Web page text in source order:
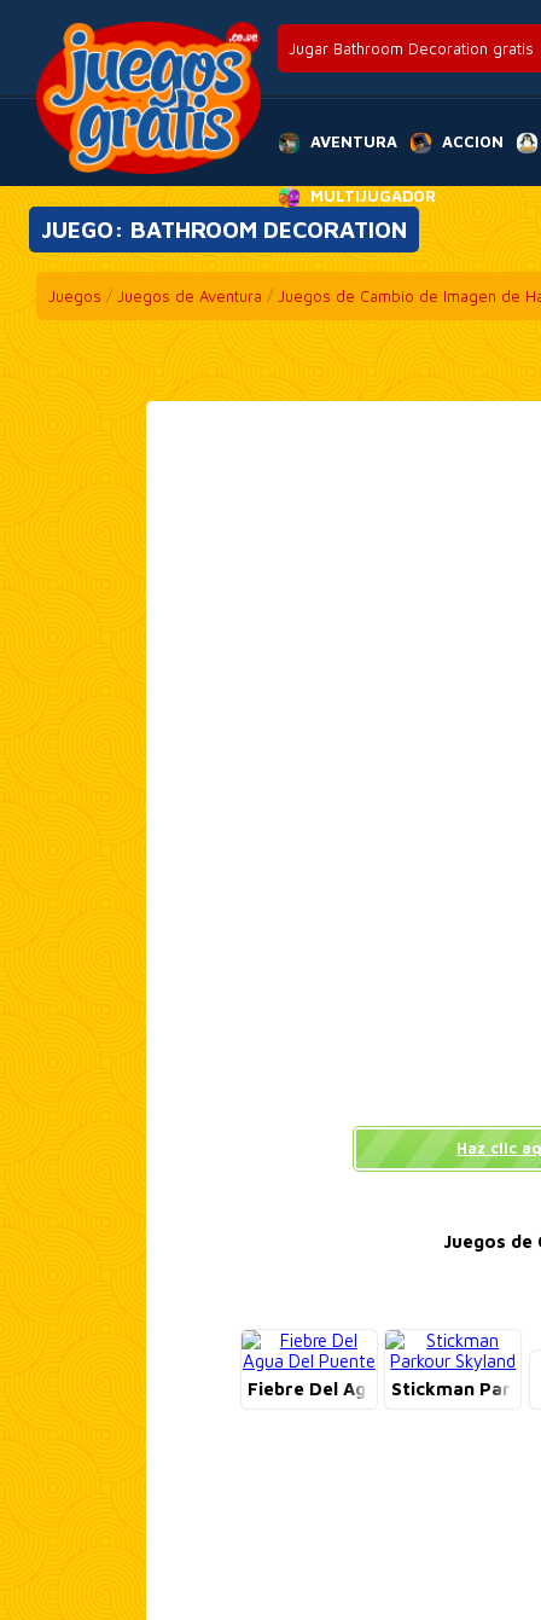
Jugar Bathroom Decoration gratis
AVENTURA ACCION
MULTIJUGADOR
JUEGO: BATHROOM DECORATION
Juegos / Juegos de Aventura / Juegos de Cambio de Imagen de
Haz clic
Juegos de
Fiebre Del Agua Del Puente
Stickman